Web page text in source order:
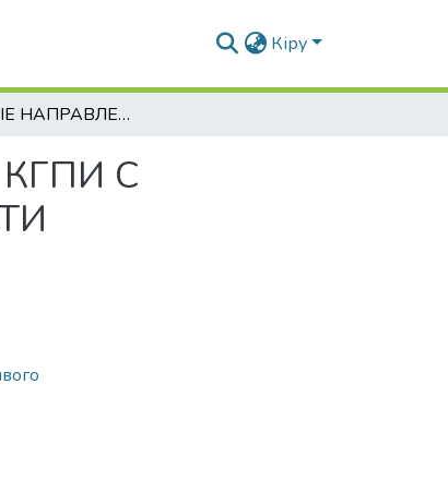
Кіру
ОСНОВНЫЕ НАПРАВЛЕНИЯ ВЗАИМОДЕЙСТВИЯ КГПИ С ОБРАЗОВАТЕЛЬНЫМИ УЧРЕЖДЕНИЯМИ ОБЛАСТИ
С